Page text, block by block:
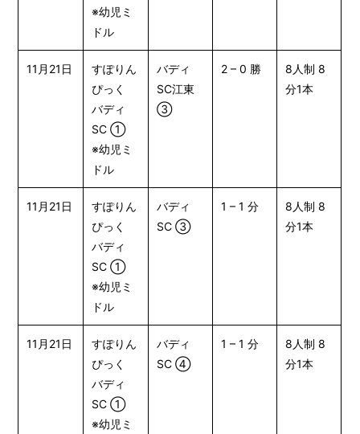
※幼児ミ
ドル
11月21日
すぽりん
ぴっく
バディ
SC ①
※幼児ミ
ドル
バディ
SC江東
③
2 – 0 勝
8人制 8
分1本
11月21日
すぽりん
ぴっく
バディ
SC ①
※幼児ミ
ドル
バディ
SC ③
1 – 1 分
8人制 8
分1本
11月21日
すぽりん
ぴっく
バディ
SC ①
※幼児ミ
バディ
SC ④
1 – 1 分
8人制 8
分1本